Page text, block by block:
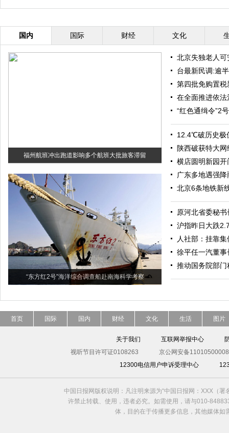
国内 国际 财经 文化
福州航班冲出跑道影响多个航班大批旅客滞留
“东方红2号”海洋综合调查船赴南海科学考察
北京失独老人
台最新民调:逾
第四批免购置
在全面推进依
“红色通缉令”2
12.4℃破历史极
陕西破获特大
横店圆明新园
广东多地遇强降
北京6条地铁新
原河北省委秘
沪指昨日大跌
人社部：挂靠
徐平任一汽董
推动国务院部
首页 国际 国内 财经 文化 生活 图片
关于我们 互联网举报中心
视听节目许可证0108263
京公网安备
12300电信用户申诉受理中心
中国日报网版权说明：凡注明来源为“中国日报网：XXX（
许禁止转载、使用，违者必究。如需使用，请与010-
体，目的在于传播更多信息，其他媒体